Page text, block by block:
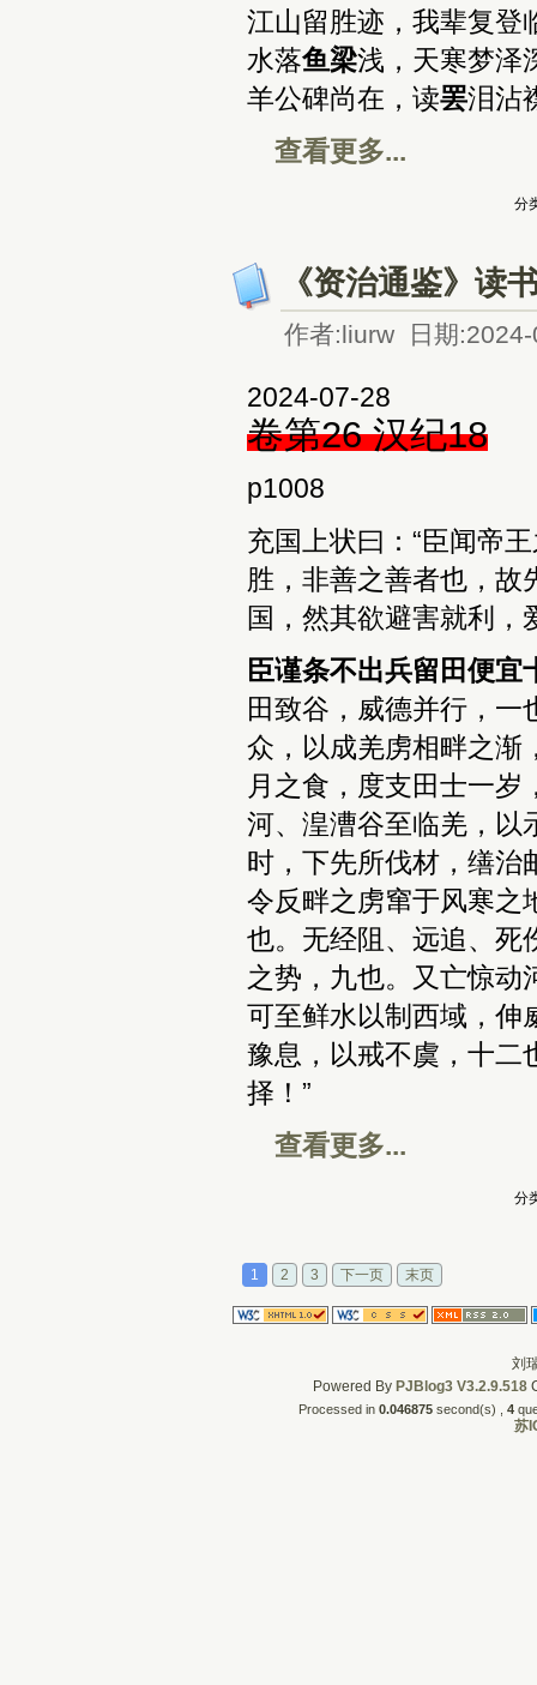
江山留胜迹，我辈复登
水落鱼梁浅，天寒梦泽
羊公碑尚在，读罢泪沾
查看更多...
分
《资治通鉴》读
作者:liurw 日期
2024-07-28
卷第26 汉纪18
p1008
充国上状曰：“臣闻帝
胜，非善之善者也，故
国，然其欲避害就利，
臣谨条不出兵留田便宜
田致谷，威德并行，一
众，以成羌虏相畔之渐
月之食，度支田士一
河、湟漕谷至临羌，以
时，下先所伐材，缮治
令反畔之虏窜于风寒之
也。无经阻、远追、死
之势，九也。又亡惊动
可至鲜水以制西域，伸
豫息，以戒不虞，十二
择！”
查看更多...
分
1 2 3 下一页 末页
刘
Powered By PJBlog3 V3.2.9.518
Processed in 0.046875second(s) , 4
苏